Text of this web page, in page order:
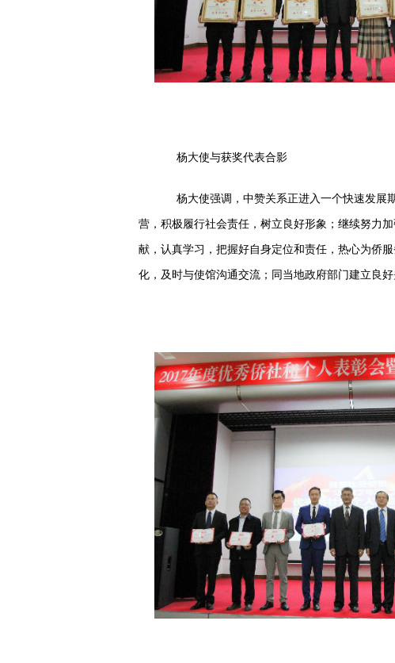
杨大使与获奖代表合影
杨大使强调，中赞关系正进入一个快速发展期
营，积极履行社会责任，树立良好形象；继续努力
献，认真学习，把握好自身定位和责任，热心为侨
化，及时与使馆沟通交流；同当地政府部门建立良